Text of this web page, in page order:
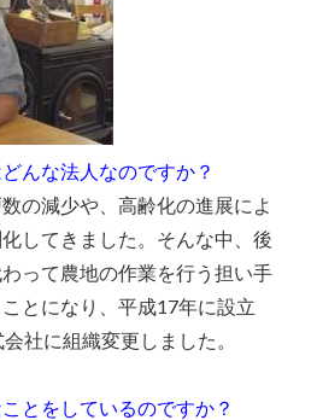
んな法人なのですか？
の減少や、高齢化の進展によ
してきました。そんな中、後
って農地の作業を行う担い手
とになり、平成17年に設立
社に組織変更しました。
とをしているのですか？